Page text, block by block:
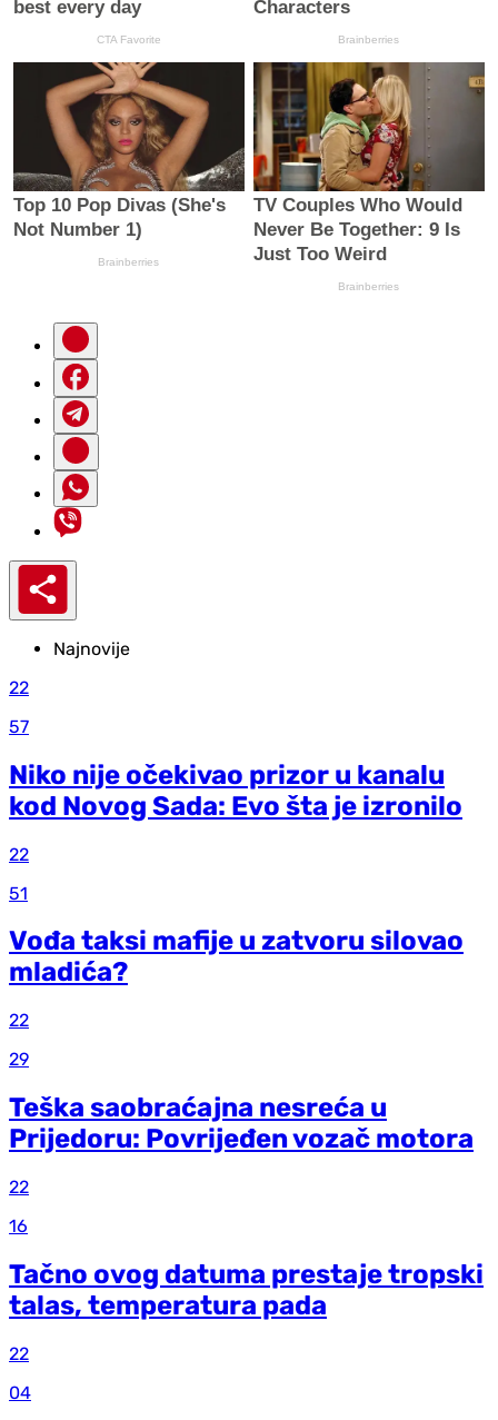
Najnovije
22
57
Niko nije očekivao prizor u kanalu
kod Novog Sada: Evo šta je izronilo
22
51
Vođa taksi mafije u zatvoru silovao
mladića?
22
29
Teška saobraćajna nesreća u
Prijedoru: Povrijeđen vozač motora
22
16
Tačno ovog datuma prestaje tropski
talas, temperatura pada
22
04